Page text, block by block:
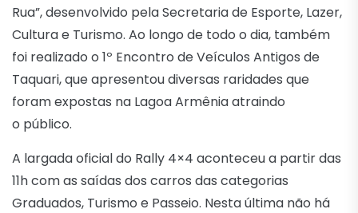
Rua”, desenvolvido pela Secretaria de Esporte, Lazer,
Cultura e Turismo. Ao longo de todo o dia, também
foi realizado o 1º Encontro de Veículos Antigos de
Taquari, que apresentou diversas raridades que
foram expostas na Lagoa Armênia atraindo
o público.
A largada oficial do Rally 4×4 aconteceu a partir das
11h com as saídas dos carros das categorias
Graduados, Turismo e Passeio. Nesta última não há